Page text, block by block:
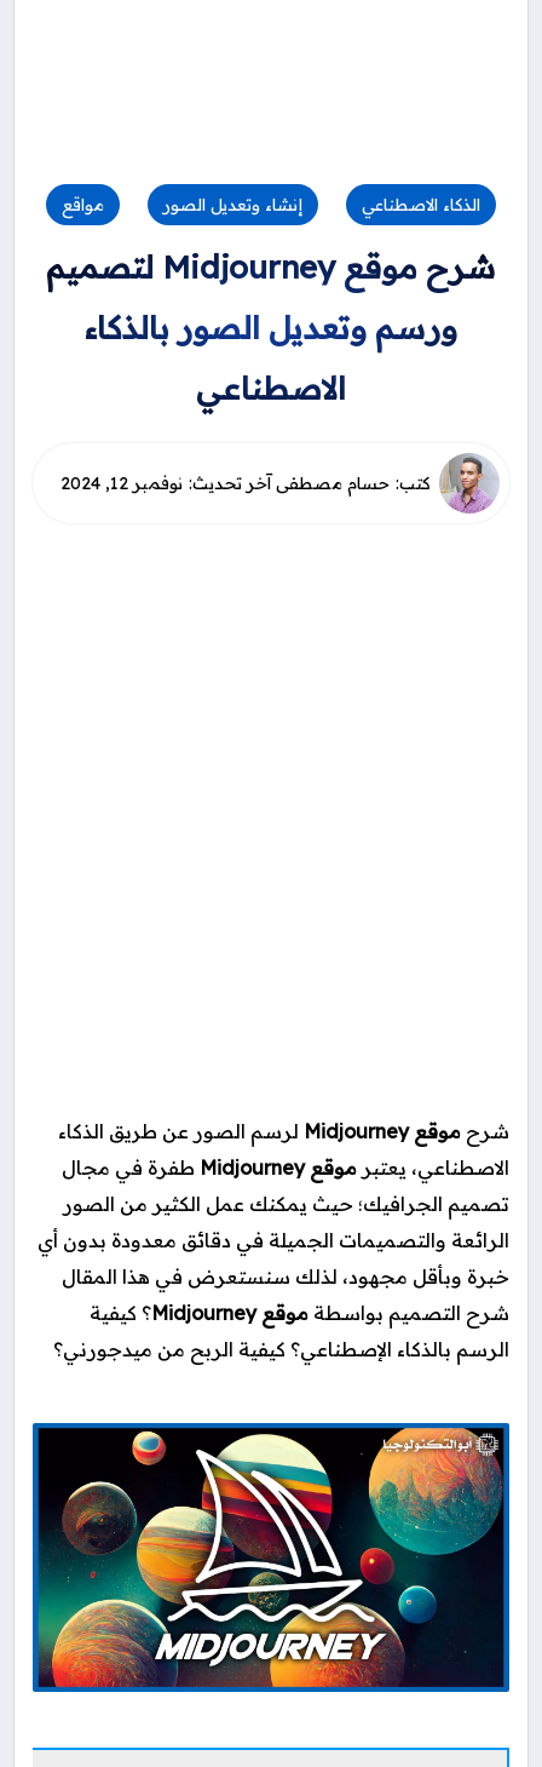
الذكاء الاصطناعي إنشاء وتعديل الصور مواقع
شرح موقع Midjourney لتصميم
ورسم وتعديل الصور بالذكاء
الاصطناعي
نوفمبر 12, 2024
شرحموقع Midjourney
لرسم الصور عن طريق الذكاء
الاصطناعي، يعتبرموقع Midjourney
طفرة في مجال
تصميم الجرافيك؛ حيث يمكنك عمل الكثير من الصور
الرائعة والتصميمات الجميلة في دقائق معدودة بدون أي
خبرة وبأقل مجهود، لذلك سنستعرض في هذا المقال
شرح التصميم بواسطةموقع Midjourney
؟ كيفية
الرسم بالذكاء الإصطناعي؟ كيفية الربح من ميدجورني؟